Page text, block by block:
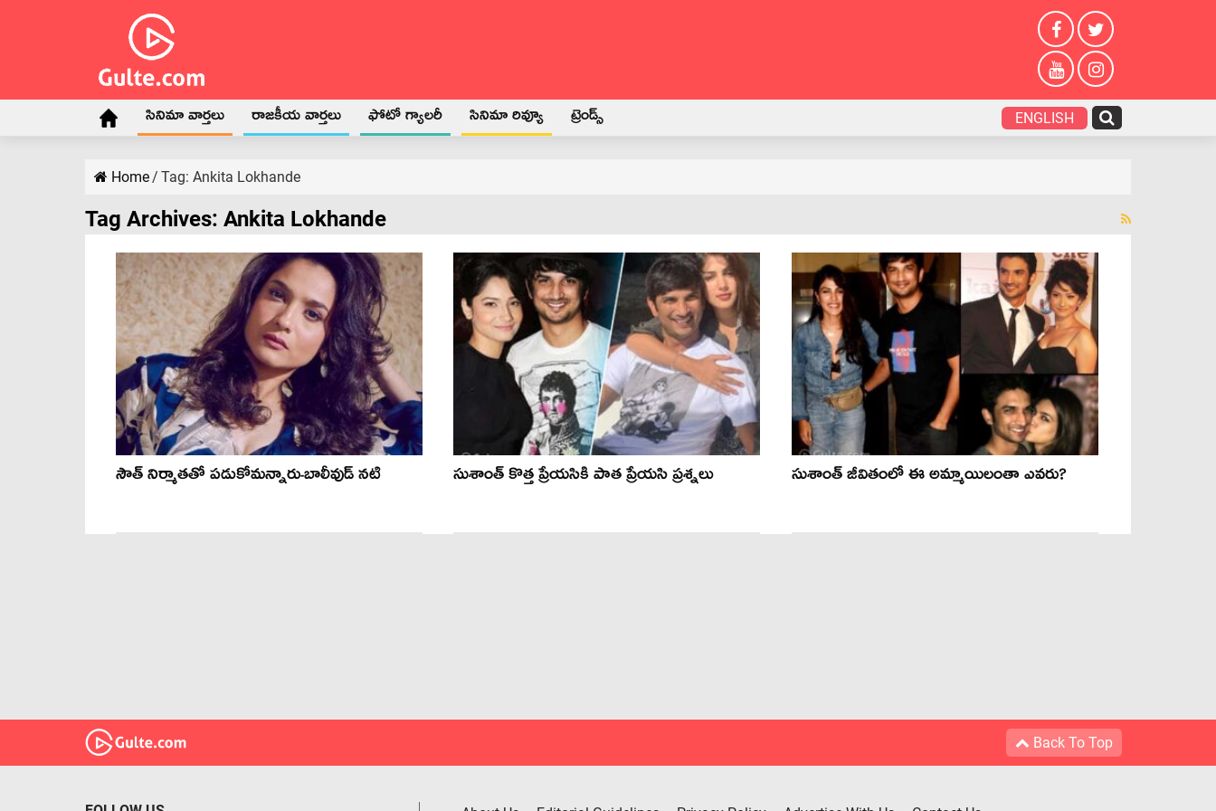
సినిమా వార్తలు రాజకీయ వార్తలు ఫోటో గ్యాలరీ సినిమా రివ్యూ ట్రెండ్స్ ENGLISH
Home/ Tag: Ankita Lokhande
Tag Archives: Ankita Lokhande
సౌత్ నిర్మాతతో పడుకోమన్నారు-బాలీవుడ్ నటి సుశాంత్ కొత్త ప్రేయసికి పాత ప్రేయసి ప్రశ్నలు సుశాంత్ జీవితంలో ఈ అమ్మాయిలంతా ఎవరు?
Back To Top